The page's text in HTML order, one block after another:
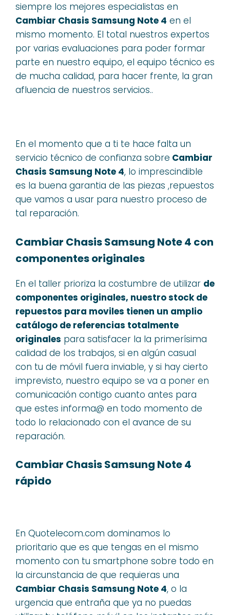
siempre los mejores especialistas en
Cambiar Chasis Samsung Note 4 en el
mismo momento. El total nuestros expertos
por varias evaluaciones para poder formar
parte en nuestro equipo, el equipo técnico es
de mucha calidad, para hacer frente, la gran
afluencia de nuestros servicios..
En el momento que a ti te hace falta un
servicio técnico de confianza sobre Cambiar
Chasis Samsung Note 4, lo imprescindible
es la buena garantia de las piezas ,repuestos
que vamos a usar para nuestro proceso de
tal reparación.
Cambiar Chasis Samsung Note 4 con
componentes originales
En el taller prioriza la costumbre de utilizar de
componentes originales, nuestro stock de
repuestos para moviles tienen un amplio
catálogo de referencias totalmente
originales para satisfacer la la primerísima
calidad de los trabajos, si en algún casual
con tu de móvil fuera inviable, y si hay cierto
imprevisto, nuestro equipo se va a poner en
comunicación contigo cuanto antes para
que estes informa@ en todo momento de
todo lo relacionado con el avance de su
reparación.
Cambiar Chasis Samsung Note 4
rápido
En Quotelecom.com dominamos lo
prioritario que es que tengas en el mismo
momento con tu smartphone sobre todo en
la circunstancia de que requieras una
Cambiar Chasis Samsung Note 4, o la
urgencia que entraña que ya no puedas